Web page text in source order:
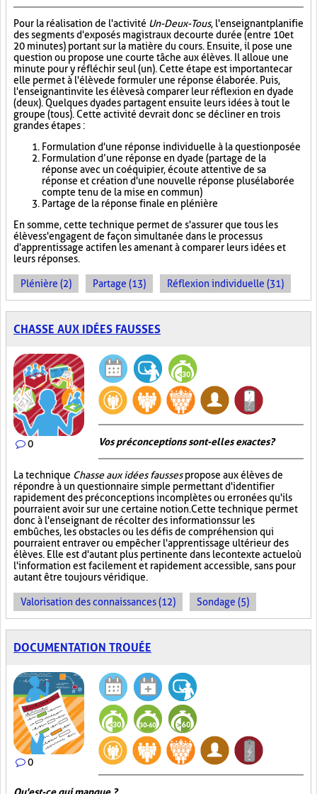
Pour la réalisation de l'activité Un-Deux-Tous, l'enseignant planifie
des segments d'exposés magistraux de courte durée (entre 10 et
20 minutes) portant sur la matière du cours. Ensuite, il pose une
question ou propose une courte tâche aux élèves. Il alloue une
minute pour y réfléchir seul (un). Cette étape est importante car
elle permet à l'élève de formuler une réponse élaborée. Puis,
l'enseignant invite les élèves à comparer leur réflexion en dyade
(deux). Quelques dyades partagent ensuite leurs idées à tout le
groupe (tous). Cette activité devrait donc se décliner en trois
grandes étapes :
Formulation d'une réponse individuelle à la question posée
Formulation d’une réponse en dyade (partage de la
réponse avec un coéquipier, écoute attentive de sa
réponse et création d'une nouvelle réponse plus élaborée
compte tenu de la mise en commun)
Partage de la réponse finale en plénière
En somme, cette technique permet de s'assurer que tous les
élèves s'engagent de façon simultanée dans le processus
d'apprentissage actif en les amenant à comparer leurs idées et
leurs réponses.
Plénière (2) Partage (13) Réflexion individuelle (31)
CHASSE AUX IDÉES FAUSSES
0 Vos préconceptions sont-elles exactes ?
La technique Chasse aux idées faussespropose aux élèves de
répondre à un questionnaire simple permettant d'identifier
rapidement des préconceptions incomplètes ou erronées qu'ils
pourraient avoir sur une certaine notion. Cette technique permet
donc à l'enseignant de récolter des informations sur les
embûches, les obstacles ou les défis de compréhension qui
pourraient entraver ou empêcher l'apprentissage ultérieur des
élèves. Elle est d'autant plus pertinente dans le contexte actuel où
l'information est facilement et rapidement accessible, sans pour
autant être toujours véridique.
Valorisation des connaissances (12) Sondage (5)
DOCUMENTATION TROUÉE
0